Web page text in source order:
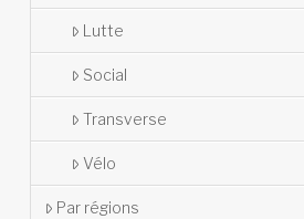
Lutte
Social
Transverse
Vélo
Par régions